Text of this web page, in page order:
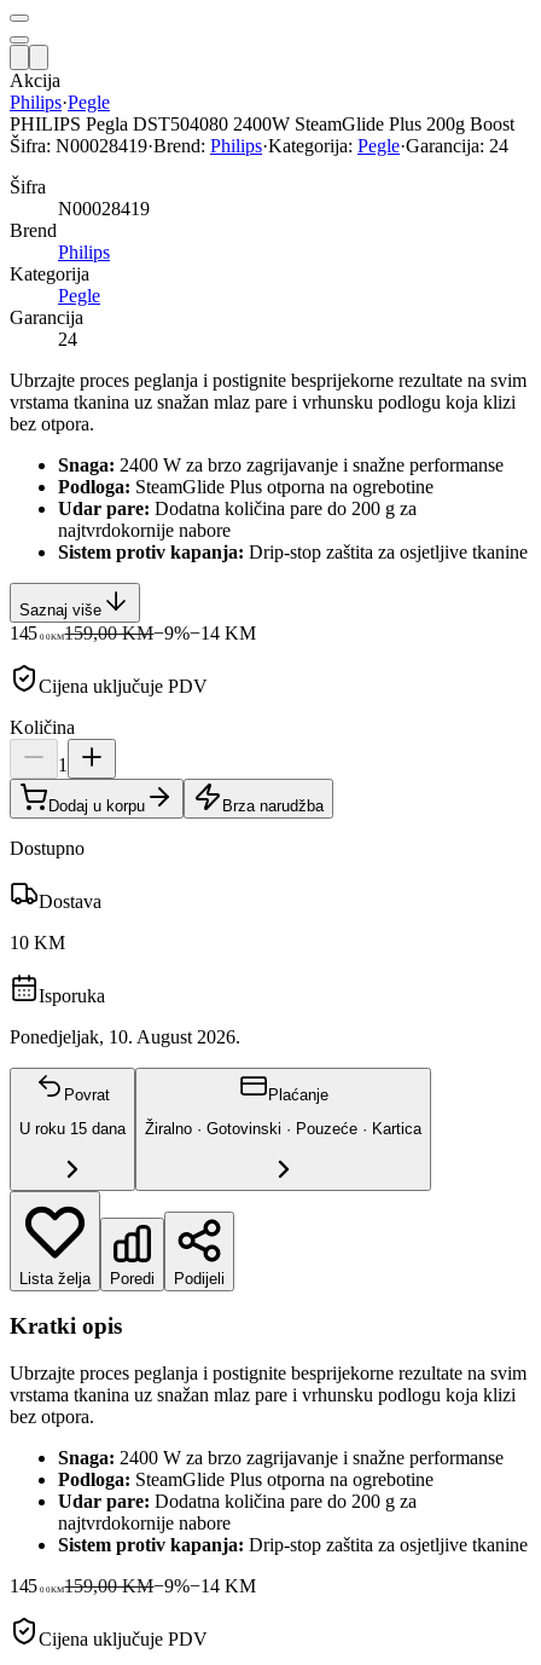
Akcija
Philips·Pegle
PHILIPS Pegla DST504080 2400W SteamGlide Plus 200g Boost
Šifra: N00028419·Brend: Philips·Kategorija: Pegle·Garancija: 24
Šifra
N00028419
Brend
Philips
Kategorija
Pegle
Garancija
24
Ubrzajte proces peglanja i postignite besprijekorne rezultate na svim
vrstama tkanina uz snažan mlaz pare i vrhunsku podlogu koja klizi
bez otpora.
Snaga: 2400 W za brzo zagrijavanje i snažne performanse
Podloga: SteamGlide Plus otporna na ogrebotine
Udar pare: Dodatna količina pare do 200 g za
najtvrdokornije nabore
Sistem protiv kapanja: Drip-stop zaštita za osjetljive tkanine
Saznaj više
145 00KM159,00 KM−9%−14 KM
Cijena uključuje PDV
Količina
1
Dodaj u korpu Brza narudžba
Dostupno
Dostava
10 KM
Isporuka
Ponedjeljak, 10. August 2026.
Povrat
U roku 15 dana
Plaćanje
Žiralno · Gotovinski · Pouzeće · Kartica
Lista želja Poredi Podijeli
Kratki opis
Ubrzajte proces peglanja i postignite besprijekorne rezultate na svim
vrstama tkanina uz snažan mlaz pare i vrhunsku podlogu koja klizi
bez otpora.
Snaga: 2400 W za brzo zagrijavanje i snažne performanse
Podloga: SteamGlide Plus otporna na ogrebotine
Udar pare: Dodatna količina pare do 200 g za
najtvrdokornije nabore
Sistem protiv kapanja: Drip-stop zaštita za osjetljive tkanine
145 00KM159,00 KM−9%−14 KM
Cijena uključuje PDV